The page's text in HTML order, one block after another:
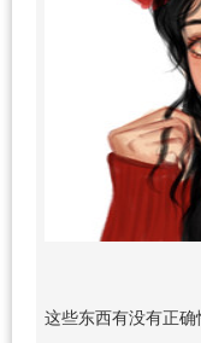
这些东西有没有正